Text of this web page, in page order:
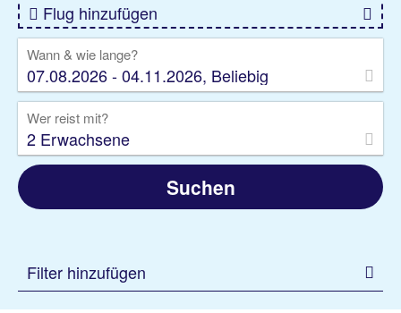
Flug hinzufügen
Wann & wie lange?
07.08.2026 - 04.11.2026, Beliebig
Wer reist mit?
2 Erwachsene
Suchen
Filter hinzufügen